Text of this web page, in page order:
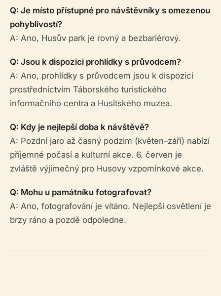
Q: Je místo přístupné pro návštěvníky s omezenou
pohyblivostí?
A: Ano, Husův park je rovný a bezbariérový.
Q: Jsou k dispozici prohlídky s průvodcem?
A: Ano, prohlídky s průvodcem jsou k dispozici
prostřednictvím Táborského turistického
informačního centra a Husitského muzea.
Q: Kdy je nejlepší doba k návštěvě?
A: Pozdní jaro až časný podzim (květen–září) nabízí
příjemné počasí a kulturní akce. 6. červen je
zvláště výjimečný pro Husovy vzpomínkové akce.
Q: Mohu u památníku fotografovat?
A: Ano, fotografování je vítáno. Nejlepší osvětlení je
brzy ráno a pozdě odpoledne.